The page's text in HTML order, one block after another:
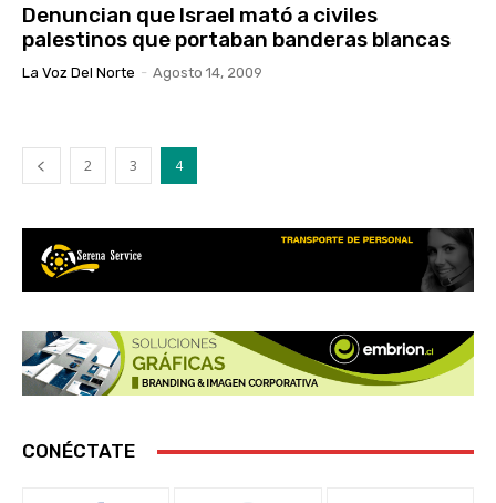
Denuncian que Israel mató a civiles
palestinos que portaban banderas blancas
La Voz Del Norte - Agosto 14, 2009
2 3 4
CONÉCTATE